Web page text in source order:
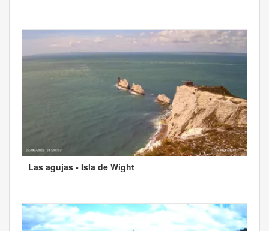
Las agujas - Isla de Wight